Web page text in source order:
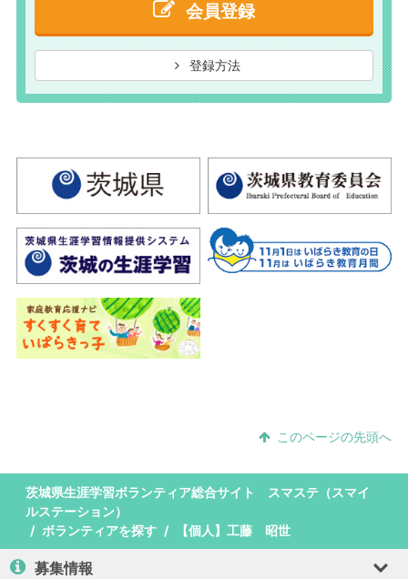
会員登録
登録方法
このページの先頭へ
茨城県生涯学習ボランティア総合サイト スマステ（スマイ
ルステーション）
ボランティアを探す
【個人】工藤 昭世
募集情報